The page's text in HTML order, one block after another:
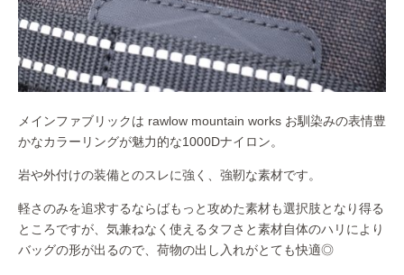
メインファブリックは rawlow mountain works お馴染みの表情豊
かなカラーリングが魅力的な1000Dナイロン。
岩や外付けの装備とのスレに強く、強靭な素材です。
軽さのみを追求するならばもっと攻めた素材も選択肢となり得る
ところですが、気兼ねなく使えるタフさと素材自体のハリにより
バッグの形が出るので、荷物の出し入れがとても快適◎